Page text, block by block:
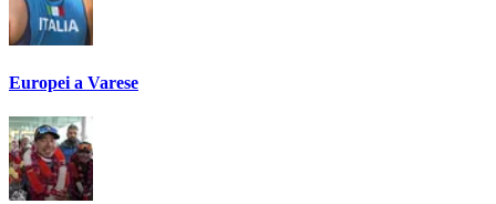
Europei a Varese